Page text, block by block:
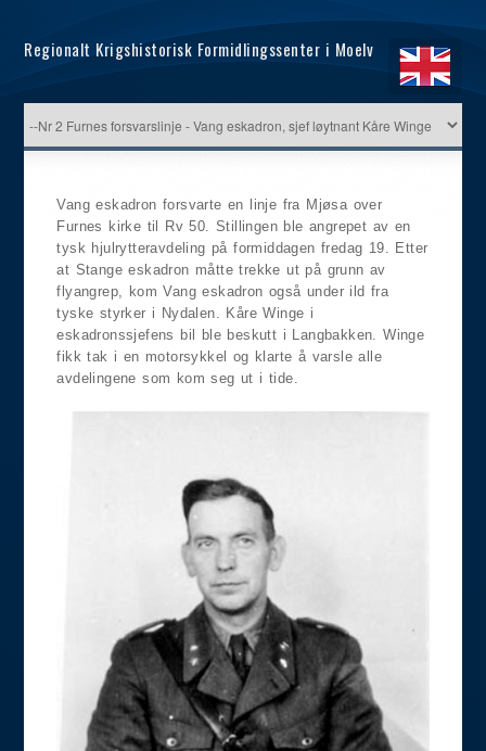
Regionalt Krigshistorisk Formidlingssenter i Moelv
Vang eskadron forsvarte en linje fra Mjøsa over
Furnes kirke til Rv 50. Stillingen ble angrepet av en
tysk hjulrytteravdeling på formiddagen fredag 19. Etter
at Stange eskadron måtte trekke ut på grunn av
flyangrep, kom Vang eskadron også under ild fra
tyske styrker i Nydalen. Kåre Winge i
eskadronssjefens bil ble beskutt i Langbakken. Winge
fikk tak i en motorsykkel og klarte å varsle alle
avdelingene som kom seg ut i tide.